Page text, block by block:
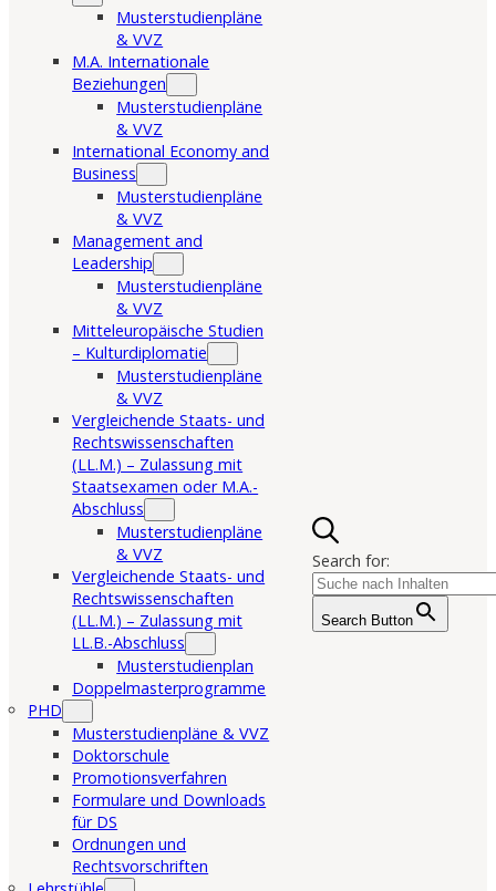
Musterstudienpläne
& VVZ
M.A. Internationale
Beziehungen
Musterstudienpläne
& VVZ
International Economy and
Business
Musterstudienpläne
& VVZ
Management and
Leadership
Musterstudienpläne
& VVZ
Mitteleuropäische Studien
– Kulturdiplomatie
Musterstudienpläne
& VVZ
Vergleichende Staats- und
Rechtswissenschaften
(LL.M.) – Zulassung mit
Staatsexamen oder M.A.-
Abschluss
Musterstudienpläne
& VVZ
Vergleichende Staats- und
Rechtswissenschaften
(LL.M.) – Zulassung mit
LL.B.-Abschluss
Musterstudienplan
Doppelmasterprogramme
PHD
Musterstudienpläne & VVZ
Doktorschule
Promotionsverfahren
Formulare und Downloads
für DS
Ordnungen und
Rechtsvorschriften
Search for:
Search Button